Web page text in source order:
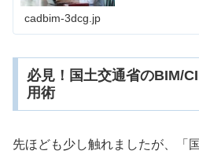
るとともに、取得
cadbim-3dcg.jp
必見！国土交通省のBIM/
用術
先ほども少し触れましたが、「